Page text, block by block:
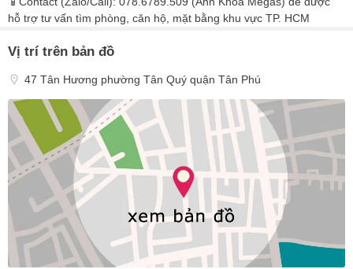
hỗ trợ tư vấn tìm phòng, căn hộ, mặt bằng khu vực TP. HCM
Vị trí trên bản đồ
47 Tân Hương phường Tân Quý quận Tân Phú